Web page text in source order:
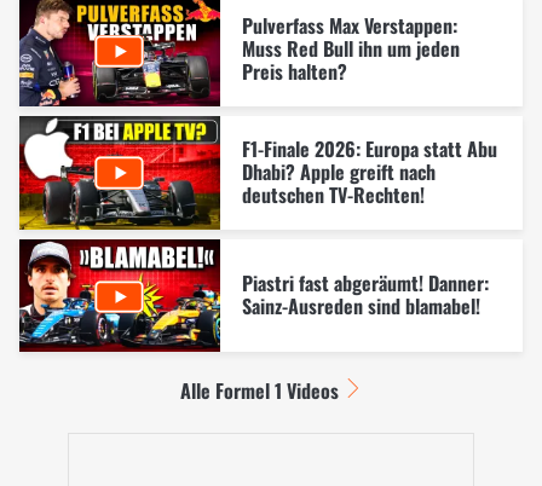
Pulverfass Max Verstappen:
Muss Red Bull ihn um jeden
Preis halten?
F1-Finale 2026: Europa statt Abu
Dhabi? Apple greift nach
deutschen TV-Rechten!
Piastri fast abgeräumt! Danner:
Sainz-Ausreden sind blamabel!
Alle Formel 1 Videos